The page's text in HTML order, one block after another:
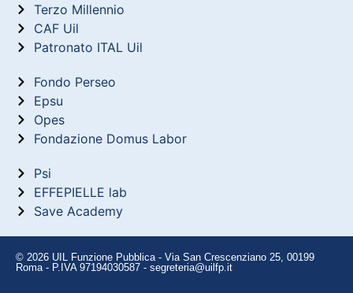
Terzo Millennio
CAF Uil
Patronato ITAL Uil
Fondo Perseo
Epsu
Opes
Fondazione Domus Labor
Psi
EFFEPIELLE lab
Save Academy
© 2026 UIL Funzione Pubblica - Via San Crescenziano 25, 00199
Roma - P.IVA 97194030587 - segreteria@uilfp.it